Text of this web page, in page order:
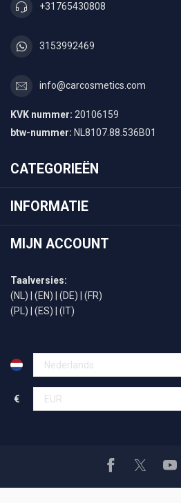
+31765430808
3153992469
info@carcosmetics.com
KVK nummer: 20106159
btw-nummer: NL8107.88.536B01
CATEGORIEËN
INFORMATIE
MIJN ACCOUNT
Taalversies:
(NL)
(EN) (DE)
(FR)
(PL)
(ES) (IT)
€